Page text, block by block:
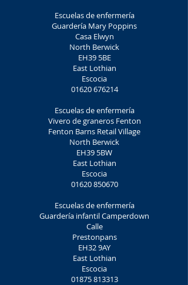
Escuelas de enfermería
Guardería Mary Poppins
Casa Elwyn
North Berwick
EH39 5BE
East Lothian
Escocia
01620 676214
Escuelas de enfermería
Vivero de graneros Fenton
Fenton Barns Retail Village
North Berwick
EH39 5BW
East Lothian
Escocia
01620 850670
Escuelas de enfermería
Guardería infantil Camperdown
Calle
Prestonpans
EH32 9AY
East Lothian
Escocia
01875 813313